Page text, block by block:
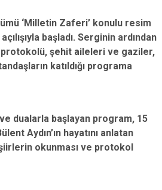
‘Milletin Zaferi’ konulu resim
başladı. Serginin ardından
şehit aileleri ve gaziler,
katıldığı programa
dualarla başlayan program, 15
Aydın’ın hayatını anlatan
okunması ve protokol